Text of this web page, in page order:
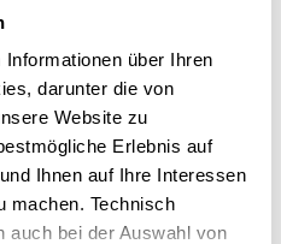
über Ihren
darunter die von
Website zu
Erlebnis auf
Ihnen auf Ihre Interessen
machen. Technisch
auch bei der Auswahl von
liegen in den
Magen / Darm,
und Unfälle,